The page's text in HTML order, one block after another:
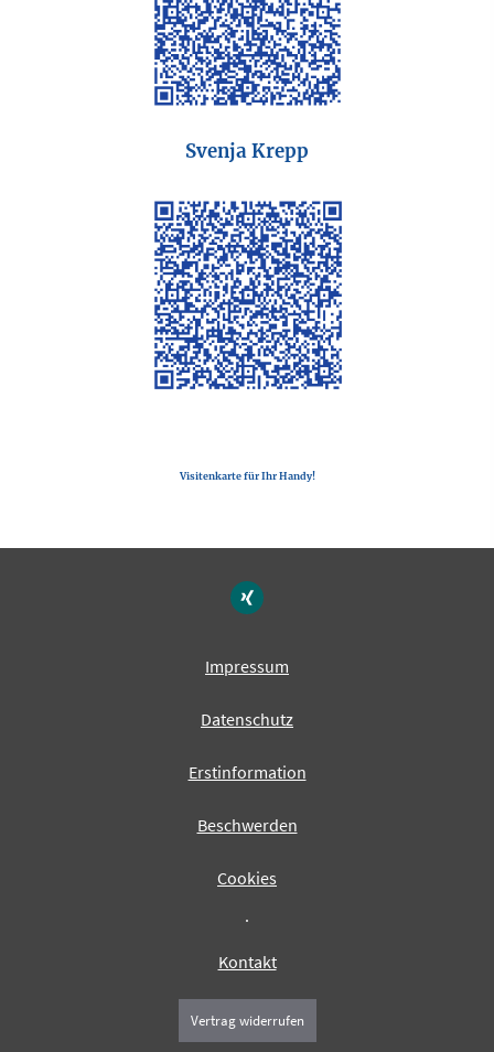
Svenja Krepp
Visitenkarte für Ihr Handy!
Impressum
Datenschutz
Erstinformation
Beschwerden
Cookies
·
Kontakt
Vertrag widerrufen